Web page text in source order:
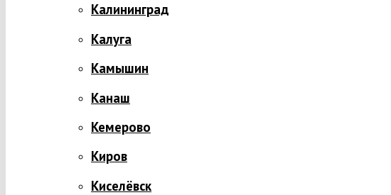
Калининград
Калуга
Камышин
Канаш
Кемерово
Киров
Киселёвск